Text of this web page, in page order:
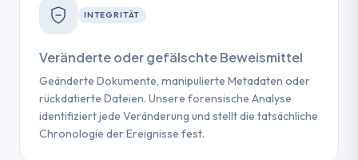
INTEGRITÄT
Veränderte oder gefälschte Beweismittel
Geänderte Dokumente, manipulierte Metadaten oder
rückdatierte Dateien. Unsere forensische Analyse
identifiziert jede Veränderung und stellt die tatsächliche
Chronologie der Ereignisse fest.